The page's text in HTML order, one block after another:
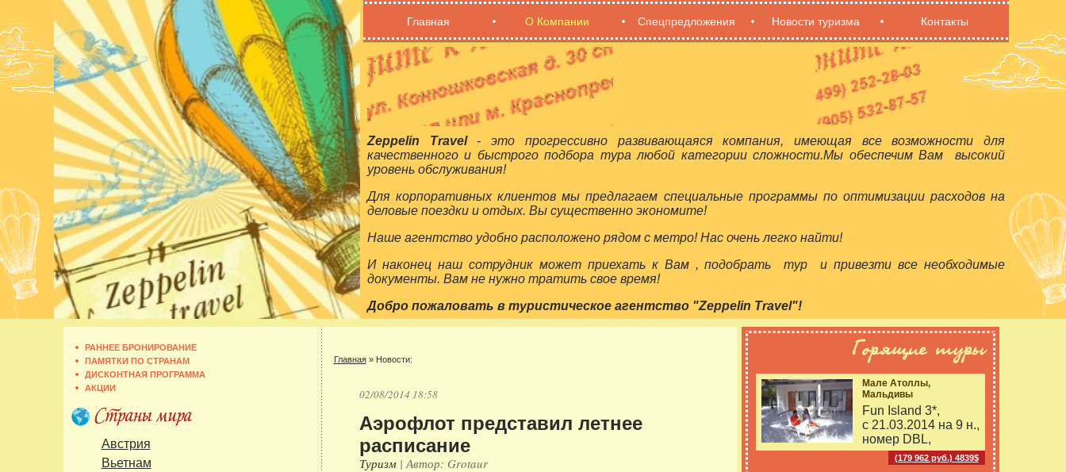
Главная О Компании Спецпредложения Новости туризма Контакты
Zeppelin Travel- это прогрессивно развивающаяся компания, имеющая все возможности для
качественного и быстрого подбора тура любой категории сложности.Мы обеспечим Вам высокий
уровень обслуживания!
Для корпоративных клиентов мы предлагаем специальные программы по оптимизации расходов на
деловые поездки и отдых. Вы существенно экономите!
Наше агентство удобно расположено рядом с метро! Нас очень легко найти!
И наконец наш сотрудник может приехать к Вам , подобрать тур и привезти все необходимые
документы. Вам не нужно тратить свое время!
Добро пожаловать в туристическое агентство "Zeppelin Travel"!
РАННЕЕ БРОНИРОВАНИЕ
ПАМЯТКИ ПО СТРАНАМ
ДИСКОНТНАЯ ПРОГРАММА
АКЦИИ
Австрия
Вьетнам
Главная» Новости:
02/08/2014 18:58
Аэрофлот представил летнее
расписание
Туризм | Автор: Grotaur
Мале Атоллы,
Мальдивы
Fun Island 3*,
с 21.03.2014 на 9 н.,
номер DBL,
(179 962 руб.) 4839$